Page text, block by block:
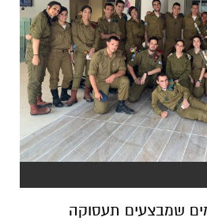
שמבצעים תעסוקה